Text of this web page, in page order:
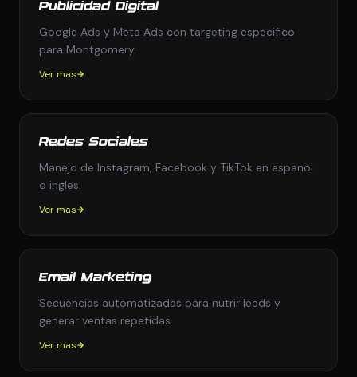
Publicidad Digital
Google Ads y Meta Ads con targeting especifico
para Montgomery.
Ver mas
Redes Sociales
Manejo de Instagram, Facebook y TikTok en espanol
o ingles.
Ver mas
Email Marketing
Secuencias automatizadas para nutrir leads y
generar ventas repetidas.
Ver mas